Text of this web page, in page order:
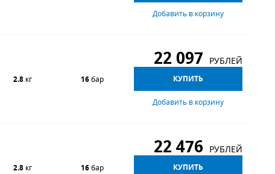
Добавить в корзину
2.8 кг 16бар
22 097 РУБЛЕЙ
КУПИТЬ
Добавить в корзину
2.8 кг 16бар
22 476 РУБЛЕЙ
КУПИТЬ